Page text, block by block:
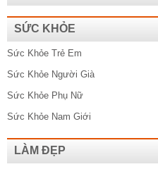
SỨC KHỎE
Sức Khỏe Trẻ Em
Sức Khỏe Người Già
Sức Khỏe Phụ Nữ
Sức Khỏe Nam Giới
LÀM ĐẸP